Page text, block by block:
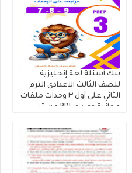
بنك أسئلة لغة إنجليزية
للصف الثالث الاعدادي الترم
الثاني على أول ٣ وحدات ملفات
مجانية وورد و PDF مستر